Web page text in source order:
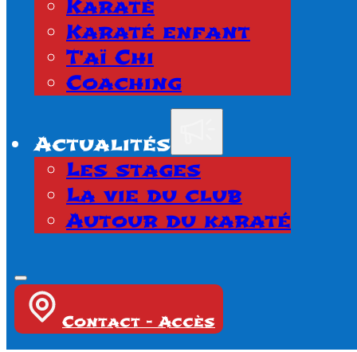
Karaté
Karaté enfant
T'aï Chi
Coaching
Actualités
Les stages
La vie du club
Autour du karaté
Contact - Accès